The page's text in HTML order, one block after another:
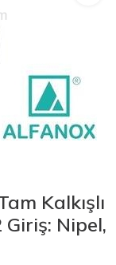
Kalkışlı
Giriş: Nipel,